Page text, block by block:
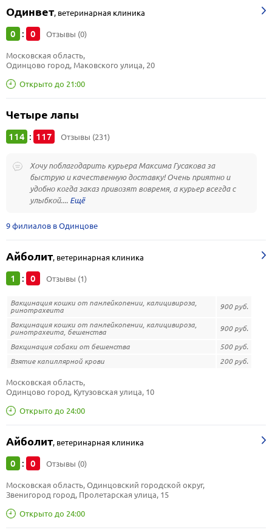
Одинвет, ветеринарная клиника
0 : 0 Отзывы (0)
Открыто до 21:00
Московская область,
Одинцово город, Маковского улица, 20
Четыре лапы
114 : 117 Отзывы (231)
Хочу поблагодарить курьера Максима Гусакова за
быструю и качественную доставку! Очень приятно и
удобно когда заказ привозят вовремя, а курьер всегда с
улыбкой....
9 филиалов в Одинцове
Айболит, ветеринарная клиника
1 : 0 Отзывы (1)
Вакцинация кошки от панлейкопении, калицивироза,
ринотрахеита
900 руб.
Вакцинация кошки от панлейкопении, калицивироза,
ринотрахеита, бешенства
900 руб.
Вакцинация собаки от бешенства
500 руб.
Взятие капиллярной крови
200 руб.
Открыто до 24:00
Московская область,
Одинцово город, Кутузовская улица, 10
Айболит, ветеринарная клиника
0 : 0 Отзывы (0)
Открыто до 24:00
Московская область, Одинцовский городской округ,
Звенигород город, Пролетарская улица, 15